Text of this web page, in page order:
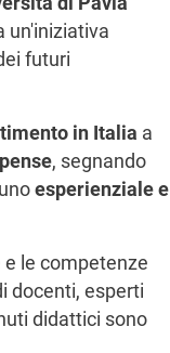
un'iniziativa
futuri
in Italia a
, segnando
esperienziale e
le competenze
docenti, esperti
didattici sono